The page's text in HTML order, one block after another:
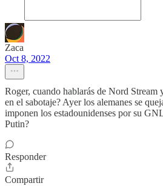
Zaca
Oct 8, 2022
Roger, cuando hablarás de Nord
en el sabotaje? Ayer los alemanes se
imponen los estadounidenses por su
Putin?
Responder
Compartir